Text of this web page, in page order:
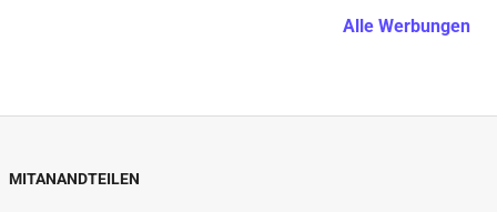
Alle Werbungen
MITANANDTEILEN